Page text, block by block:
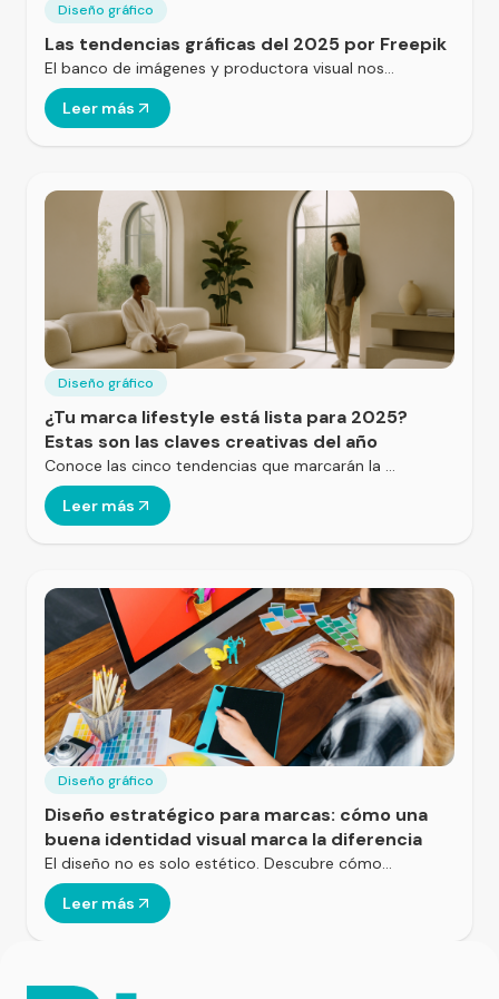
Diseño gráfico
Las tendencias gráficas del 2025 por Freepik
El banco de imágenes y productora visual nos…
Leer más
Diseño gráfico
¿Tu marca lifestyle está lista para 2025?
Estas son las claves creativas del año
Conoce las cinco tendencias que marcarán la …
Leer más
Diseño gráfico
Diseño estratégico para marcas: cómo una
buena identidad visual marca la diferencia
El diseño no es solo estético. Descubre cómo…
Leer más